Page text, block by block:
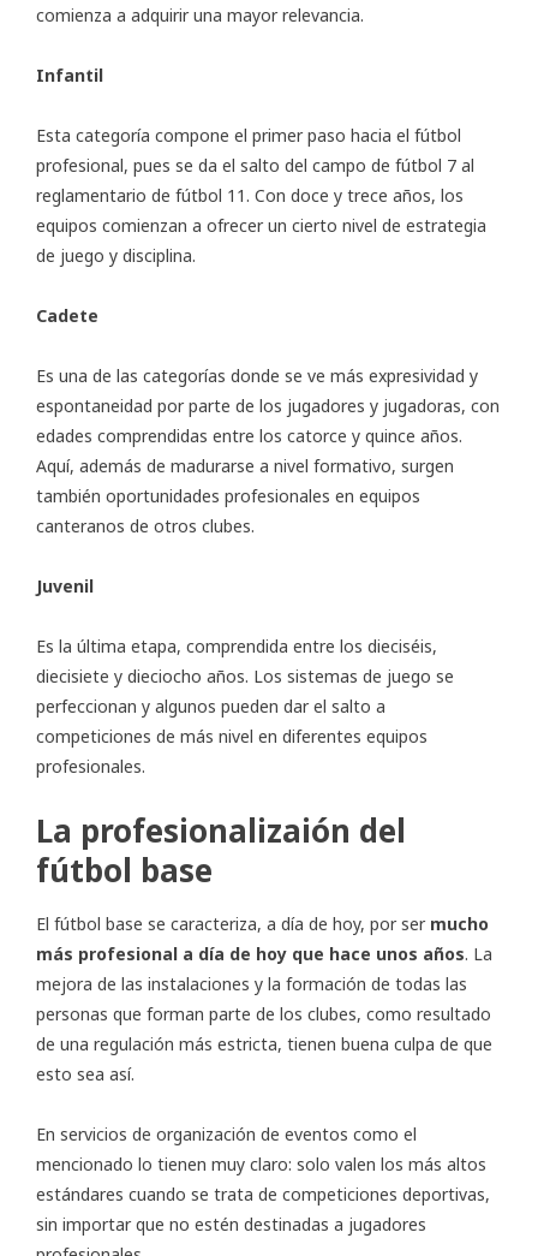
comienza a adquirir una mayor relevancia.
Infantil
Esta categoría compone el primer paso hacia el fútbol
profesional, pues se da el salto del campo de fútbol 7 al
reglamentario de fútbol 11. Con doce y trece años, los
equipos comienzan a ofrecer un cierto nivel de estrategia
de juego y disciplina.
Cadete
Es una de las categorías donde se ve más expresividad y
espontaneidad por parte de los jugadores y jugadoras, con
edades comprendidas entre los catorce y quince años.
Aquí, además de madurarse a nivel formativo, surgen
también oportunidades profesionales en equipos
canteranos de otros clubes.
Juvenil
Es la última etapa, comprendida entre los dieciséis,
diecisiete y dieciocho años. Los sistemas de juego se
perfeccionan y algunos pueden dar el salto a
competiciones de más nivel en diferentes equipos
profesionales.
La profesionalizaión del
fútbol base
El fútbol base se caracteriza, a día de hoy, por ser mucho
más profesional a día de hoy que hace unos años. La
mejora de las instalaciones y la formación de todas las
personas que forman parte de los clubes, como resultado
de una regulación más estricta, tienen buena culpa de que
esto sea así.
En servicios de organización de eventos como el
mencionado lo tienen muy claro: solo valen los más altos
estándares cuando se trata de competiciones deportivas,
sin importar que no estén destinadas a jugadores